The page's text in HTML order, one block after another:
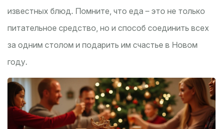
известных блюд. Помните, что еда – это не только
питательное средство, но и способ соединить всех
за одним столом и подарить им счастье в Новом
году.